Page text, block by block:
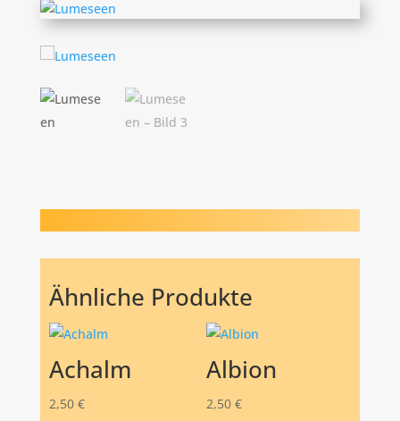
Ähnliche Produkte
Achalm
2,50 €
Albion
2,50 €